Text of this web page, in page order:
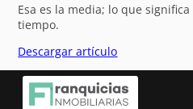
Esa es la media; lo que
tiempo.
Descargar artículo